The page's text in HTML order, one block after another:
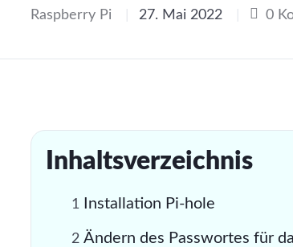
Raspberry Pi 27. Mai 2022 0
Inhaltsverzeichnis
Installation Pi-hole
Ändern des Passwortes für